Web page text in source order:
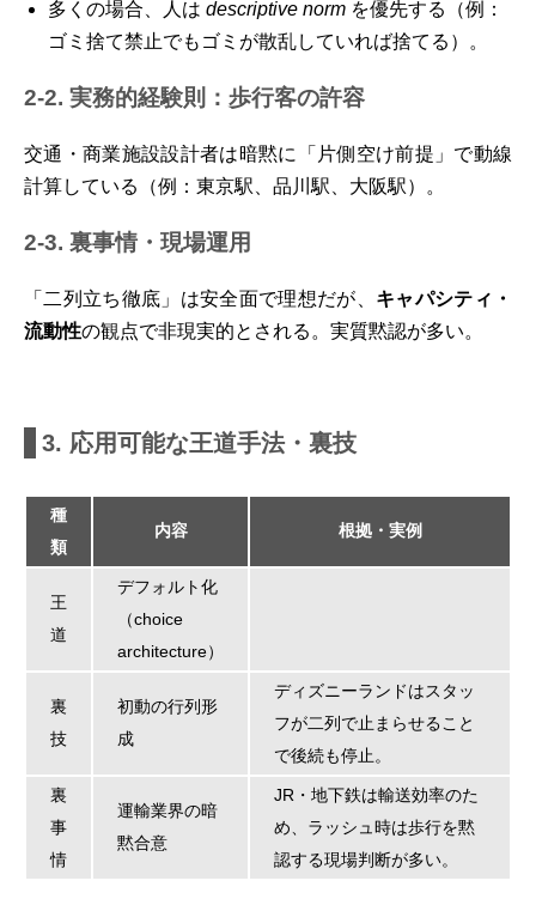
多くの場合、人は descriptive norm を優先する（例：
ゴミ捨て禁止でもゴミが散乱していれば捨てる）。
2-2. 実務的経験則：歩行客の許容
交通・商業施設設計者は暗黙に「片側空け前提」で動線
計算している（例：東京駅、品川駅、大阪駅）。
2-3. 裏事情・現場運用
「二列立ち徹底」は安全面で理想だが、 キャパシティ・
流動性の観点で非現実的とされる。実質黙認が多い。
3. 応用可能な王道手法・裏技
種
類
内容 根拠・実例
王
道
デフォルト化
（choice
architecture）
裏
技
初動の行列形
成
ディズニーランドはスタッ
フが二列で止まらせること
で後続も停止。
裏
事
情
運輸業界の暗
黙合意
JR・地下鉄は輸送効率のた
め、ラッシュ時は歩行を黙
認する現場判断が多い。